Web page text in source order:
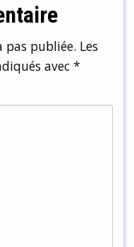
pas publiée. Les
avec *